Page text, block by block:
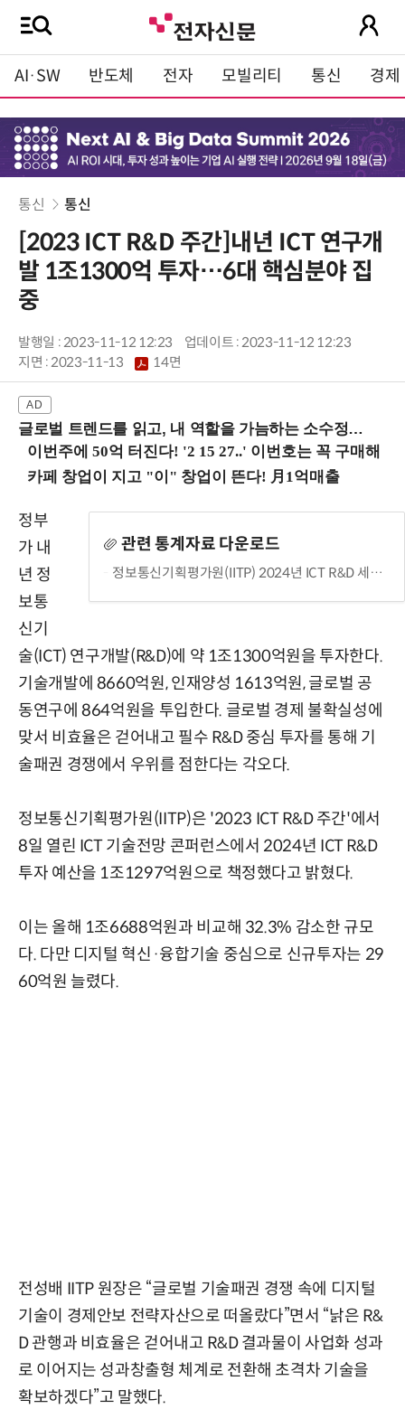
AI·SW 반도체 전자 모빌리티 통신 경제
통신 통신
[2023 ICT R&D 주간]내년 ICT 연구개
발 1조1300억 투자…6대 핵심분야 집
중
발행일 : 2023-11-12 12:23
업데이트 : 2023-11-12 12:23
지면 :2023-11-13 14면
글로벌 트렌드를 읽고, 내 역할을 가늠하는 소수정예 실습 워크숍 (8/28 신논현역)
관련 통계자료 다운로드
정보통신기획평가원(IITP) 2024년 ICT R&D 세부 투자계획
정부
가 내
년 정
보통
신기
술(ICT) 연구개발(R&D)에 약 1조1300억원을 투자한다.
기술개발에 8660억원, 인재양성 1613억원, 글로벌 공
동연구에 864억원을 투입한다. 글로벌 경제 불확실성에
맞서 비효율은 걷어내고 필수 R&D 중심 투자를 통해 기
술패권 경쟁에서 우위를 점한다는 각오다.
정보통신기획평가원(IITP)은 '2023 ICT R&D 주간'에서
8일 열린 ICT 기술전망 콘퍼런스에서 2024년 ICT R&D
투자 예산을 1조1297억원으로 책정했다고 밝혔다.
이는 올해 1조6688억원과 비교해 32.3% 감소한 규모
다. 다만 디지털 혁신·융합기술 중심으로 신규투자는 29
60억원 늘렸다.
전성배 IITP 원장은 “글로벌 기술패권 경쟁 속에 디지털
기술이 경제안보 전략자산으로 떠올랐다”면서 “낡은 R&
D 관행과 비효율은 걷어내고 R&D 결과물이 사업화 성과
로 이어지는 성과창출형 체계로 전환해 초격차 기술을
확보하겠다”고 말했다.